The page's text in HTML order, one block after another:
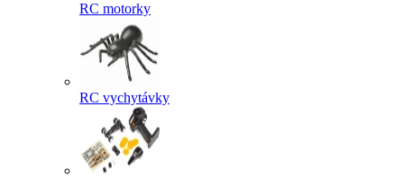
RC motorky
RC vychytávky